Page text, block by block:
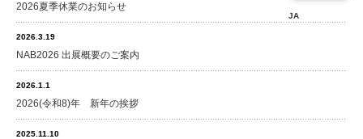
2026夏季休業のお知らせ
2026.3.19
NAB2026 出展概要のご案内
2026.1.1
2026(令和8)年 新年の挨拶
2025.11.10
JA